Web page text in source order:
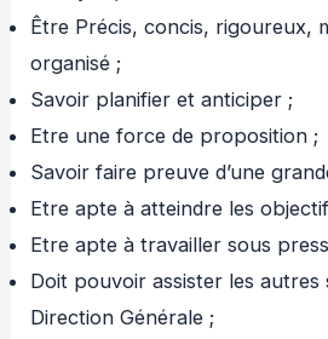
Être Précis, concis, rigoureux,
organisé ;
Savoir planifier et anticiper ;
Etre une force de proposition ;
Savoir faire preuve d’une
Etre apte à atteindre les
Etre apte à travailler sous
Doit pouvoir assister les autres
Direction Générale ;